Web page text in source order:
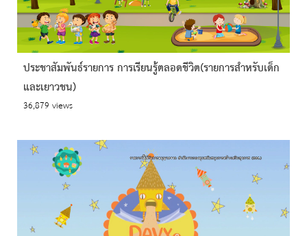
ประชาสัมพันธ์รายการ การเรียนรู้ตลอดชีวิต(รายการสำหรับเด็ก
และเยาวชน)
36,879 views